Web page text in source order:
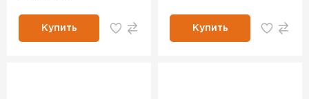
Купить Купить